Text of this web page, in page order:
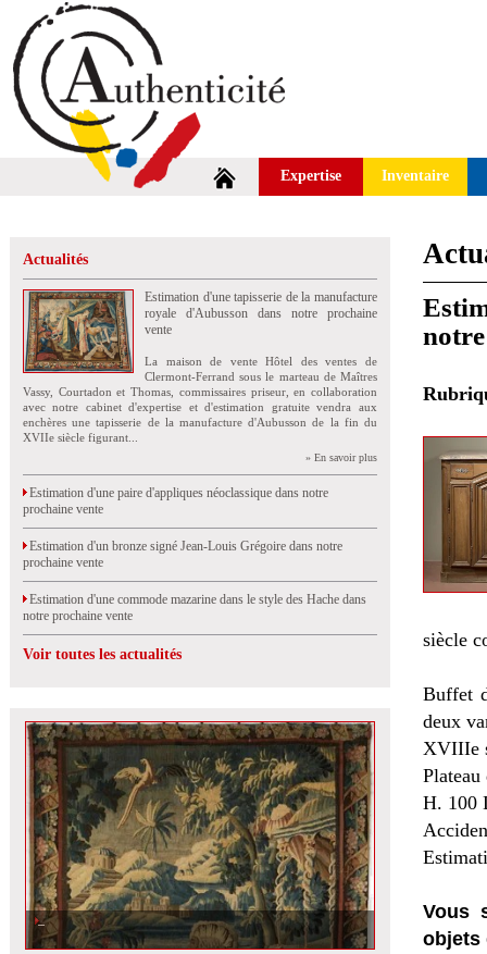
Expertise Inventaire
Actualités
Estimation d'une tapisserie de la manufacture
royale d'Aubusson dans notre prochaine
vente
La maison de vente Hôtel des ventes de
Clermont-Ferrand sous le marteau de Maîtres
Vassy, Courtadon et Thomas, commissaires priseur, en collaboration
avec notre cabinet d'expertise et d'estimation gratuite vendra aux
enchères une tapisserie de la manufacture d'Aubusson de la fin du
XVIIe siècle figurant...
» En savoir plus
Estimation d'une paire d'appliques néoclassique dans notre
prochaine vente
Estimation d'un bronze signé Jean-Louis Grégoire dans notre
prochaine vente
Estimation d'une commode mazarine dans le style des Hache dans
notre prochaine vente
Voir toutes les actualités
siècle
Buffet
deux
XVIIIe
Plateau
H. 100
Vous
objets